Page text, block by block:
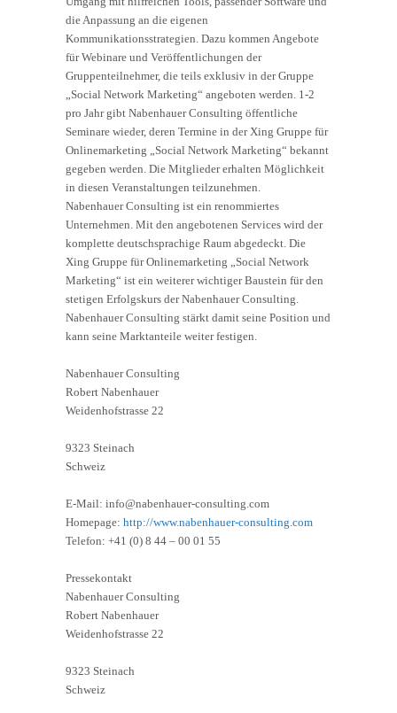
die Anpassung an die eigenen
Kommunikationsstrategien. Dazu kommen Angebote
für Webinare und Veröffentlichungen der
Gruppenteilnehmer, die teils exklusiv in der Gruppe
„Social Network Marketing“ angeboten werden. 1-2
pro Jahr gibt Nabenhauer Consulting öffentliche
Seminare wieder, deren Termine in der Xing Gruppe für
Onlinemarketing „Social Network Marketing“ bekannt
gegeben werden. Die Mitglieder erhalten Möglichkeit
in diesen Veranstaltungen teilzunehmen.
Nabenhauer Consulting ist ein renommiertes
Unternehmen. Mit den angebotenen Services wird der
komplette deutschsprachige Raum abgedeckt. Die
Xing Gruppe für Onlinemarketing „Social Network
Marketing“ ist ein weiterer wichtiger Baustein für den
stetigen Erfolgskurs der Nabenhauer Consulting.
Nabenhauer Consulting stärkt damit seine Position und
kann seine Marktanteile weiter festigen.
Nabenhauer Consulting
Robert Nabenhauer
Weidenhofstrasse 22
9323 Steinach
Schweiz
E-Mail: info@nabenhauer-consulting.com
Homepage: http://www.nabenhauer-consulting.com
Telefon: +41 (0) 8 44 – 00 01 55
Pressekontakt
Nabenhauer Consulting
Robert Nabenhauer
Weidenhofstrasse 22
9323 Steinach
Schweiz